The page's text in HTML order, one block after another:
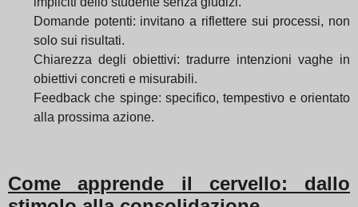
Domande potenti: invitano a riflettere sui processi, non
solo sui risultati.
Chiarezza degli obiettivi: tradurre intenzioni vaghe in
obiettivi concreti e misurabili.
Feedback che spinge: specifico, tempestivo e orientato
alla prossima azione.
Come apprende il cervello: dallo